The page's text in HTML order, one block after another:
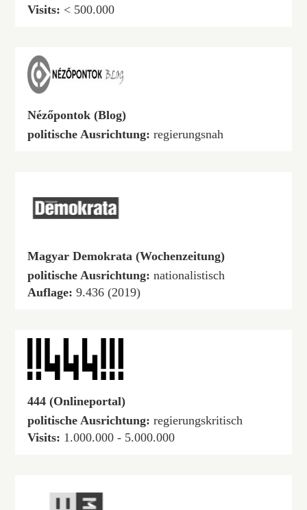
Visits: < 500.000
Nézőpontok (Blog)
politische Ausrichtung: regierungsnah
Magyar Demokrata (Wochenzeitung)
politische Ausrichtung: nationalistisch
Auflage: 9.436 (2019)
444 (Onlineportal)
politische Ausrichtung: regierungskritisch
Visits: 1.000.000 - 5.000.000